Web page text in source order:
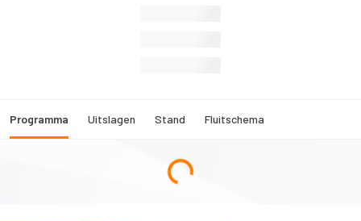
Programma Uitslagen Stand Fluitschema